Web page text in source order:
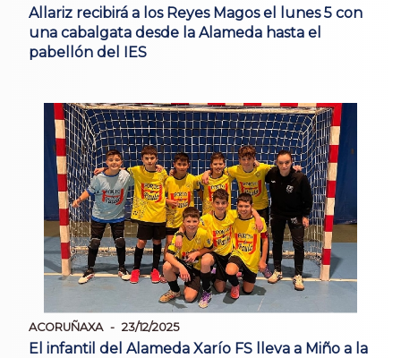
Allariz recibirá a los Reyes Magos el lunes 5 con
una cabalgata desde la Alameda hasta el
pabellón del IES
ACORUÑAXA 23/12/2025
El infantil del Alameda Xarío FS lleva a Miño a la